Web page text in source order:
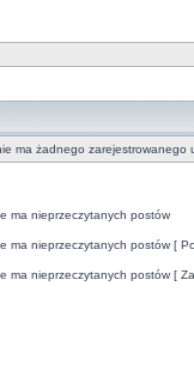
ma żadnego zarejestrowanego
ma nieprzeczytanych postów
ma nieprzeczytanych postów [
ma nieprzeczytanych postów [